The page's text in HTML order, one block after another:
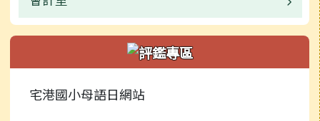
行事曆
捐贈芳名錄
活動相簿
新聞報導
榮譽榜
校園公告
常用連結
行事曆
業務職掌
校園公告
常用連結
宅港國小母語日網站